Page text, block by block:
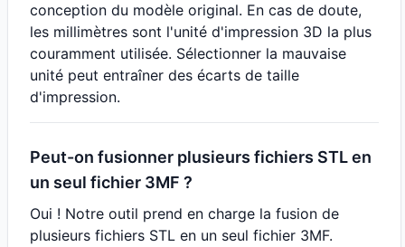
conception du modèle original. En cas de doute,
les millimètres sont l'unité d'impression 3D la plus
couramment utilisée. Sélectionner la mauvaise
unité peut entraîner des écarts de taille
d'impression.
Peut-on fusionner plusieurs fichiers STL en
un seul fichier 3MF ?
Oui ! Notre outil prend en charge la fusion de
plusieurs fichiers STL en un seul fichier 3MF.